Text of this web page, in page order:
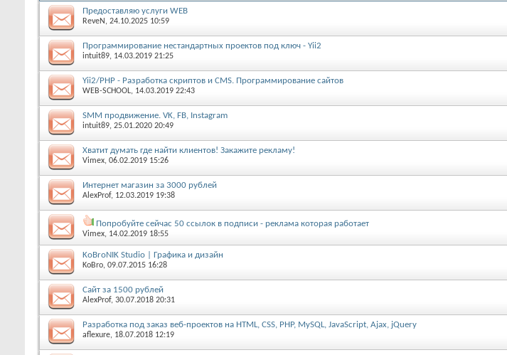
Предоставляю услуги WEB
ReveN , 24.10.2025 10:59
Программирование нестандартных проектов под ключ - Yii2
intuit89, 14.03.2019 21:25
Yii2/PHP - Разработка скриптов и CMS. Программирование сайтов
WEB-SCHOOL, 14.03.2019 22:43
SMM продвижение. VK, FB, Instagram
intuit89, 25.01.2020 20:49
Хватит думать где найти клиентов! Закажите рекламу!
Vimex, 06.02.2019 15:26
Интернет магазин за 3000 рублей
AlexProf, 12.03.2019 19:38
Попробуйте сейчас 50 ссылок в подписи - реклама которая работает
Vimex, 14.02.2019 18:55
KoBroNIK Studio | Графика и дизайн
KoBro, 09.07.2015 16:28
Сайт за 1500 рублей
AlexProf, 30.07.2018 20:31
Разработка под заказ веб-проектов на HTML, СSS, PHP, MySQL, JavaScript, Ajax, jQuery
aflexure, 18.07.2018 12:19